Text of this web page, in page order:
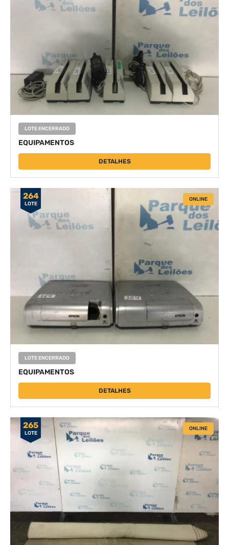
LOTE ENCERRADO
EQUIPAMENTOS
DETALHES
264
LOTE
ONLINE
LOTE ENCERRADO
EQUIPAMENTOS
DETALHES
265
LOTE
ONLINE